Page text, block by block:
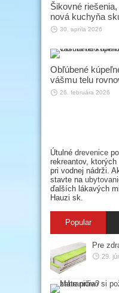
Šikovné
nová kuchyňa
30. apríla 2026
Obľúbené
vášmu telu
26. februára 2026
Útulné drevenice
rekreantov,
pri vodnej nádrži.
stavte na
ďalších lákavých
Hauzi sk.
Popular
Pre
29.